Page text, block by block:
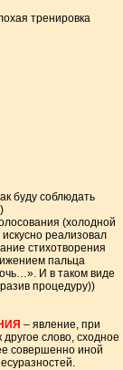
тренировка
буду соблюдать
(холодной
реализовал
стихотворения
пальца
И в таком виде
процедуру))
– явление, при
слово, сходное
совершенно иной